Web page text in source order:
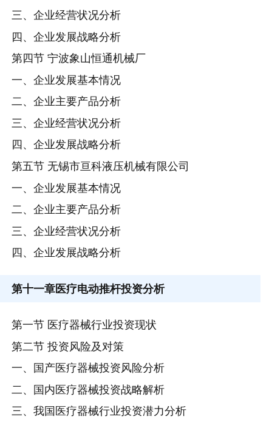
三、企业经营状况分析
四、企业发展战略分析
第四节 宁波象山恒通机械厂
一、企业发展基本情况
二、企业主要产品分析
三、企业经营状况分析
四、企业发展战略分析
第五节 无锡市亘科液压机械有限公司
一、企业发展基本情况
二、企业主要产品分析
三、企业经营状况分析
四、企业发展战略分析
第十一章医疗电动推杆投资分析
第一节 医疗器械行业投资现状
第二节 投资风险及对策
一、国产医疗器械投资风险分析
二、国内医疗器械投资战略解析
三、我国医疗器械行业投资潜力分析